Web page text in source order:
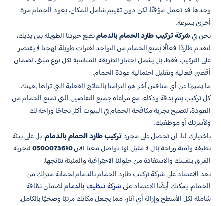
وحدها قد تعمل مؤقتًا، لكن دون تقييم شامل للمكان، يعود الحمام مرة
أخرى بسرعة.
نحن فيشركة تركيب طارد الحمام بالدمامنضع خبرتنا الطويلة بين يديك،
لنقدم طاردًا فعالًا يمنع الحمام من التواجد لفترات طويلة. نهجنا لا يقتصر
على التركيب فقط، بل يشمل اختيار الطريقة المناسبة لكل نوع مبنى، لضمان
أقصى فعالية وتقليل احتمالية عودة الحمام.
ما يميزنا عن أي منافس آخر هو التزامنا بالنتائج الفعلية التي تراها بعينك.
كل تركيب يتم بدقة وذكاء، مع مراعاة جميع التفاصيل التي تمنع الحمام من
العودة، لتصبح تجربة مكافحة الحمام في البيوت أكثر نجاحًا وراحة لك
ولأسرتك أو موظفيك.
باختيارك لنا، لن تحصل على مجردتركيب طارد الحمام بالدمام، بل على بيئة
نظيفة وآمنة وراحة بال لا مثيل لها. تواصل معنا الآن0500073610لتجربة
الفرق بنفسك والاستفادة من حلولنا الاحترافية والمثبتة نتائجها.
بعد الاعتماد على شركة تركيب طارد الحمام بالدمام لحماية منزلك من
الحمام، يمكنك أيضًا الاعتماد علىشركة تنظيف بالدماملضمان نظافة
شاملة لكل الأسطح وإزالة أي آثار، مما يجعل مكانك مرتبًا وصحيًا بالكامل.